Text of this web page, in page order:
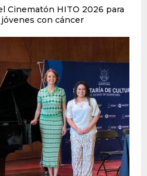
Cinematón HITO 2026 para
con cáncer